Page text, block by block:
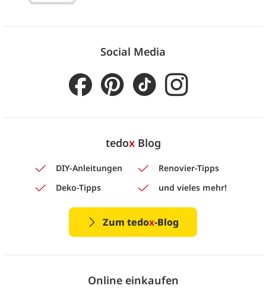
Social Media
tedoxBlog
DIY-Anleitungen
Renovier-Tipps
Deko-Tipps
und vieles mehr!
Zum tedox-Blog
Online einkaufen